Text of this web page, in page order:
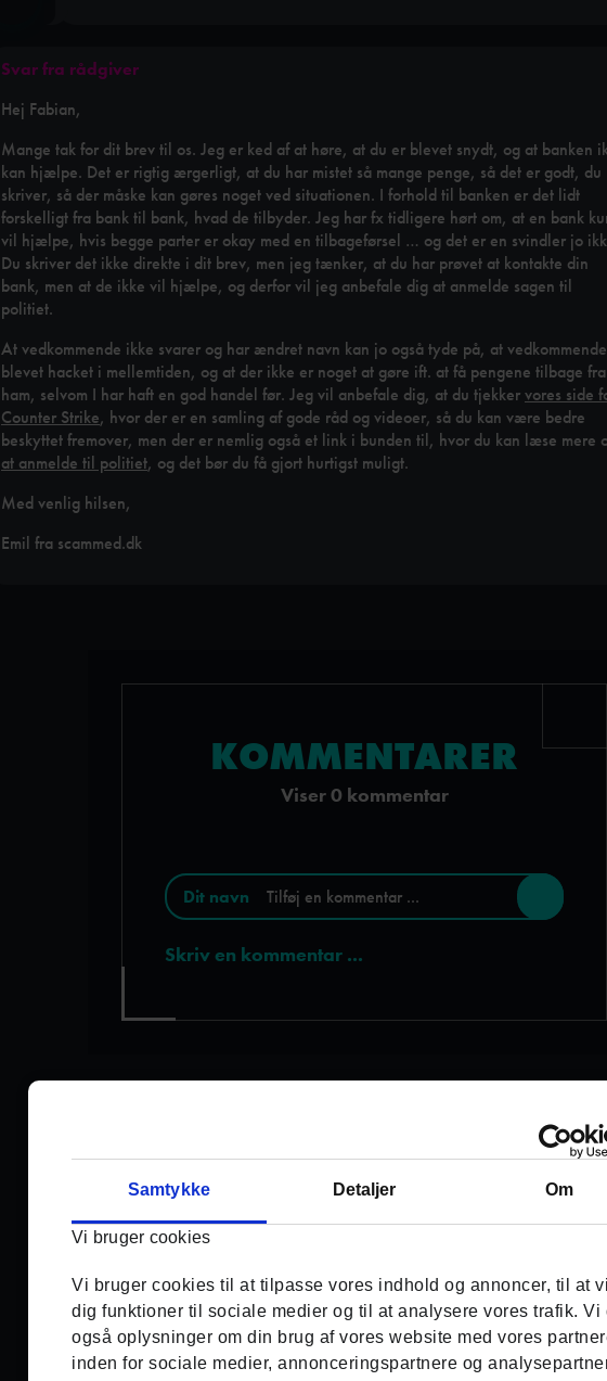
Samtykke Detaljer Om
Vi bruger cookies
Vi bruger cookies til at tilpasse vores indhold og annoncer, til at
dig funktioner til sociale medier og til at analysere vores trafik. Vi
også oplysninger om din brug af vores website med vores
inden for sociale medier, annonceringspartnere og
Svar fra rådgiver
Hej Fabian,
Mange tak for dit brev til os. Jeg er ked af at høre, at du er blevet snydt, og at banken
kan hjælpe. Det er rigtig ærgerligt, at du har mistet så mange penge, så det er godt, du
skriver, så der måske kan gøres noget ved situationen. I forhold til banken er det lidt
forskelligt fra bank til bank, hvad de tilbyder. Jeg har fx tidligere hørt om, at en bank
vil hjælpe, hvis begge parter er okay med en tilbageførsel … og det er en svindler jo
Du skriver det ikke direkte i dit brev, men jeg tænker, at du har prøvet at kontakte din
bank, men at de ikke vil hjælpe, og derfor vil jeg anbefale dig at anmelde sagen til
politiet.
At vedkommende ikke svarer og har ændret navn kan jo også tyde på, at
blevet hacket i mellemtiden, og at der ikke er noget at gøre ift. at få pengene tilbage fra
ham, selvom I har haft en god handel før. Jeg vil anbefale dig, at du tjekkervores side
Counter Strike, hvor der er en samling af gode råd og videoer, så du kan være bedre
beskyttet fremover, men der er nemlig også et link i bunden til, hvor du kan læse mere
at anmelde til politiet, og det bør du få gjort hurtigst muligt.
Med venlig hilsen,
Emil fra scammed.dk
KOMMENTARER
Viser 0 kommentar
Skriv en kommentar ...
RELATEREDE BREVE
hjælp til
Spørgsmål fra Benjamin, 17 år